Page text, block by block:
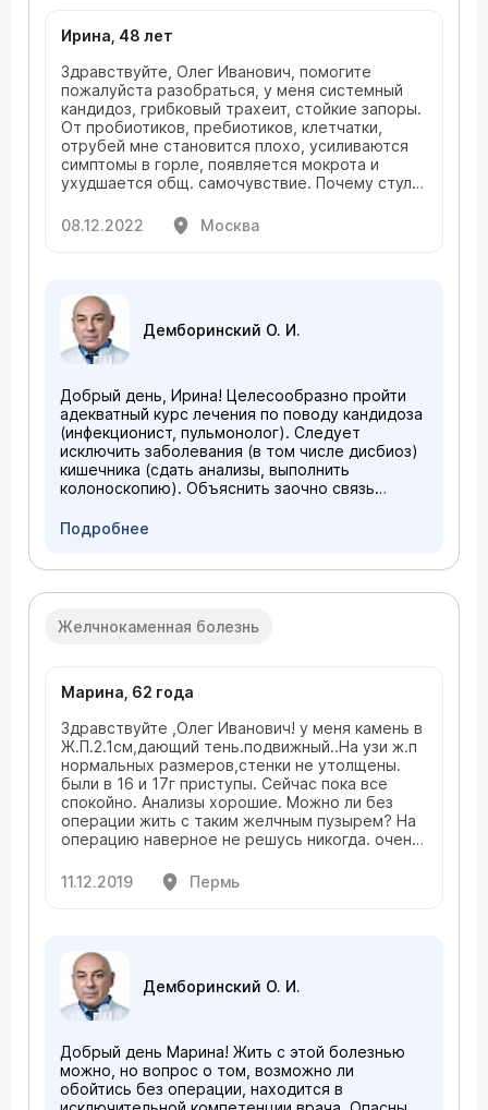
Ирина, 48 лет
Здравствуйте, Олег Иванович, помогите
пожалуйста разобраться, у меня системный
кандидоз, грибковый трахеит, стойкие запоры.
От пробиотиков, пребиотиков, клетчатки,
отрубей мне становится плохо, усиливаются
симптомы в горле, появляется мокрота и
ухудшается общ. самочувствие. Почему стул
становится, как быть?
08.12.2022 Москва
Демборинский О. И.
Добрый день, Ирина! Целесообразно пройти
адекватный курс лечения по поводу кандидоза
(инфекционист, пульмонолог). Следует
исключить заболевания (в том числе дисбиоз)
кишечника (сдать анализы, выполнить
колоноскопию). Объяснить заочно связь
симптомами в горле не представляется
возможным. Приходите на очную консультацию
Подробнее
Желчнокаменная болезнь
Марина, 62 года
Здравствуйте ,Олег Иванович! у меня камень в
Ж.П.2.1см,дающий тень.подвижный..На узи ж.п
нормальных размеров,стенки не утолщены.
были в 16 и 17г приступы. Сейчас пока все
спокойно. Анализы хорошие. Можно ли без
операции жить с таким желчным пузырем? На
операцию наверное не решусь никогда. очень
психолог. Спасибо.
11.12.2019 Пермь
Демборинский О. И.
Добрый день Марина! Жить с этой болезнью
можно, но вопрос о том, возможно ли
обойтись без операции, находится в